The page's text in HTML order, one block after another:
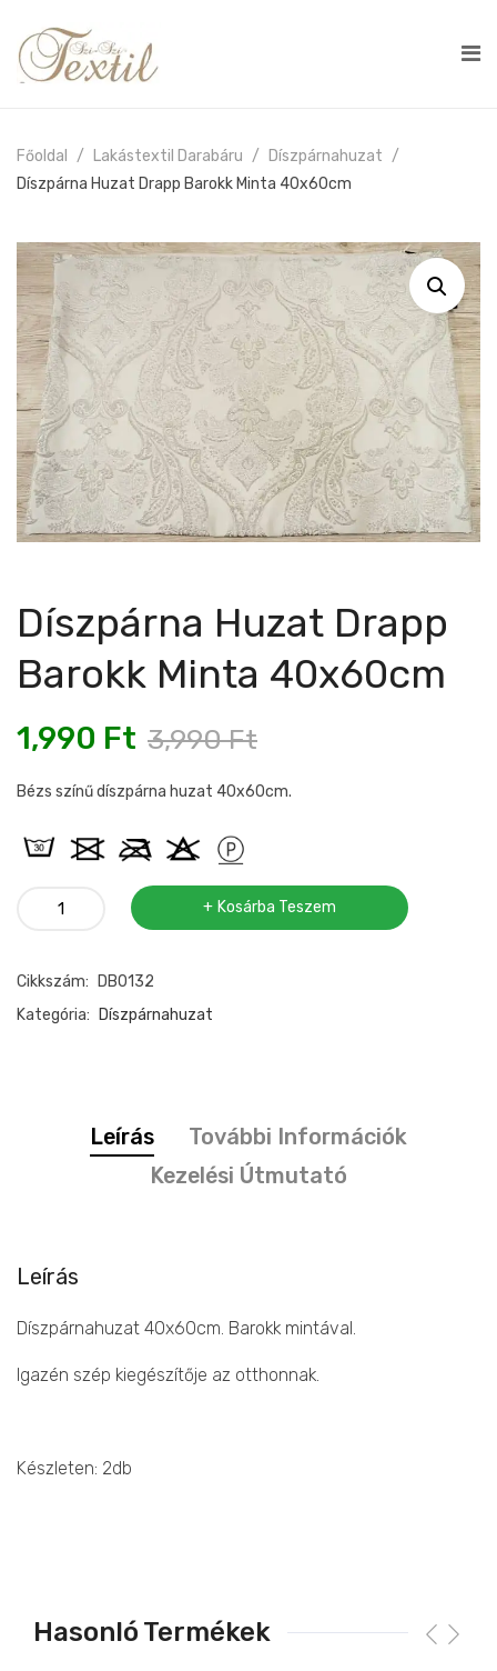
Főoldal Lakástextil Darabáru
Díszpárnahuzat
Díszpárna Huzat Drapp Barokk Minta 40x60cm
Díszpárna Huzat Drapp
Barokk Minta 40x60cm
3,990Ft
1,990 Ft
Bézs színű díszpárna huzat 40x60cm.
Díszpárna
barokk
minta
Kosárba Teszem
Cikkszám:
DB0132
Kategória:
Díszpárnahuzat
Leírás
További Információk
Kezelési Útmutató
Leírás
Díszpárnahuzat 40x60cm. Barokk mintával.
Igazén szép kiegészítője az otthonnak.
Készleten: 2db
Hasonló Termékek